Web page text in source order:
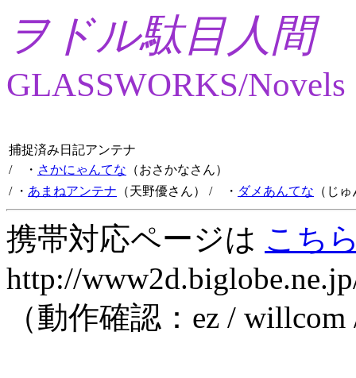
ヲドル駄目人間
GLASSWORKS/Novels
捕捉済み日記アンテナ
/ ・ さかにゃんてな （おさかなさん）
/ ・ あまねアンテナ （天野優さん） / ・ ダメあんてな （じ
携帯対応ページは こち
http://
（動作確認：ez /